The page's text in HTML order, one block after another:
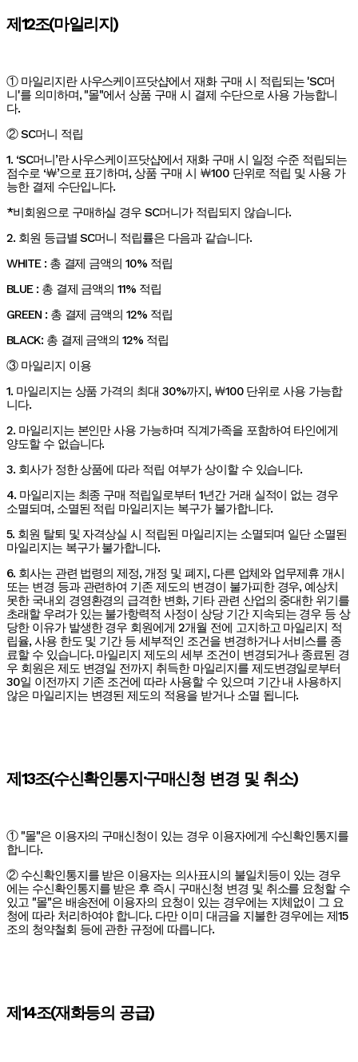
제12조(마일리지)
① 마일리지란 사우스케이프닷샵에서 재화 구매 시 적립되는 'SC머
니'를 의미하며, "몰"에서 상품 구매 시 결제 수단으로 사용 가능합니
다.
② SC머니 적립
1. ‘SC머니’란 사우스케이프닷샵에서 재화 구매 시 일정 수준 적립되는
점수로 ‘￦’으로 표기하며, 상품 구매 시 ￦100 단위로 적립 및 사용 가
능한 결제 수단입니다.
*비회원으로 구매하실 경우 SC머니가 적립되지 않습니다.
2. 회원 등급별 SC머니 적립률은 다음과 같습니다.
WHITE : 총 결제 금액의 10% 적립
BLUE : 총 결제 금액의 11% 적립
GREEN : 총 결제 금액의 12% 적립
BLACK: 총 결제 금액의 12% 적립
③ 마일리지 이용
1. 마일리지는 상품 가격의 최대 30%까지, ￦100 단위로 사용 가능합
니다.
2. 마일리지는 본인만 사용 가능하며 직계가족을 포함하여 타인에게
양도할 수 없습니다.
3. 회사가 정한 상품에 따라 적립 여부가 상이할 수 있습니다.
4. 마일리지는 최종 구매 적립일로부터 1년간 거래 실적이 없는 경우
소멸되며, 소멸된 적립 마일리지는 복구가 불가합니다.
5. 회원 탈퇴 및 자격상실 시 적립된 마일리지는 소멸되며 일단 소멸된
마일리지는 복구가 불가합니다.
6. 회사는 관련 법령의 제정, 개정 및 폐지, 다른 업체와 업무제휴 개시
또는 변경 등과 관련하여 기존 제도의 변경이 불가피한 경우, 예상치
못한 국내외 경영환경의 급격한 변화, 기타 관련 산업의 중대한 위기를
초래할 우려가 있는 불가항력적 사정이 상당 기간 지속되는 경우 등 상
당한 이유가 발생한 경우 회원에게 2개월 전에 고지하고 마일리지 적
립율, 사용 한도 및 기간 등 세부적인 조건을 변경하거나 서비스를 종
료할 수 있습니다. 마일리지 제도의 세부 조건이 변경되거나 종료된 경
우 회원은 제도 변경일 전까지 취득한 마일리지를 제도변경일로부터
30일 이전까지 기존 조건에 따라 사용할 수 있으며 기간 내 사용하지
않은 마일리지는 변경된 제도의 적용을 받거나 소멸 됩니다.
제13조(수신확인통지·구매신청 변경 및 취소)
① "몰"은 이용자의 구매신청이 있는 경우 이용자에게 수신확인통지를
합니다.
② 수신확인통지를 받은 이용자는 의사표시의 불일치등이 있는 경우
에는 수신확인통지를 받은 후 즉시 구매신청 변경 및 취소를 요청할 수
있고 "몰"은 배송전에 이용자의 요청이 있는 경우에는 지체없이 그 요
청에 따라 처리하여야 합니다. 다만 이미 대금을 지불한 경우에는 제15
조의 청약철회 등에 관한 규정에 따릅니다.
제14조(재화등의 공급)